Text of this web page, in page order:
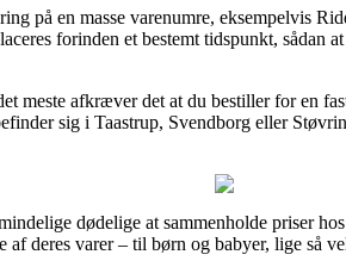
på en masse varenumre, eksempelvis
forinden et bestemt tidspunkt, sådan
meste afkræver det at du bestiller for en
sig i Taastrup, Svendborg eller
dødelige at sammenholde priser
deres varer – til børn og babyer, lige så